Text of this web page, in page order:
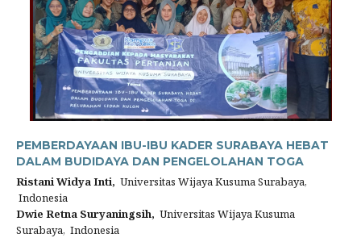
PEMBERDAYAAN IBU-IBU KADER SURABAYA HEBAT
DALAM BUDIDAYA DAN PENGELOLAHAN TOGA
Ristani Widya Inti, Universitas Wijaya Kusuma Surabaya,
Indonesia
Dwie Retna Suryaningsih, Universitas Wijaya Kusuma
Surabaya, Indonesia